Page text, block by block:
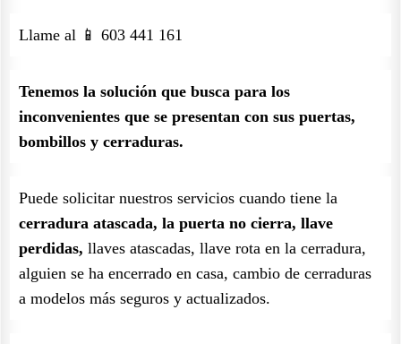
Llame al 📱 603 441 161
Tenemos la solución que busca para los
inconvenientes que se presentan con sus puertas,
bombillos y cerraduras.
Puede solicitar nuestros servicios cuando tiene la
cerradura atascada, la puerta no cierra, llave
perdidas, llaves atascadas, llave rota en la cerradura,
alguien se ha encerrado en casa, cambio de cerraduras
a modelos más seguros y actualizados.